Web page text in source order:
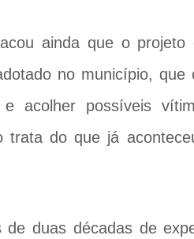
ainda que o
no município,
e acolher possíveis
trata do que já
de duas décadas de